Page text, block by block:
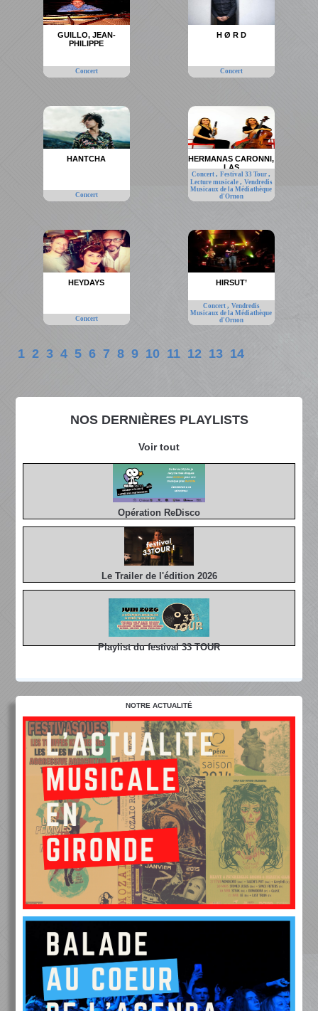
NOS DERNIÈRES PLAYLISTS
Voir tout
Opération ReDisco
Le Trailer de l'édition 2026
Playlist du festival 33 TOUR
GUILLO, JEAN-
PHILIPPE
Concert
H Ø R D
Concert
HANTCHA
Concert
HERMANAS CARONNI,
LAS
Concert,Festival 33 Tour,
Lecture musicale , Vendredis
Musicaux de la Médiathèque
d'Ornon
HEYDAYS
Concert
HIRSUT’
Concert , Vendredis
Musicaux de la Médiathèque
d'Ornon
1 2 3 4 5 6 7 8 9 10 11 12 13 14
NOTRE ACTUALITÉ